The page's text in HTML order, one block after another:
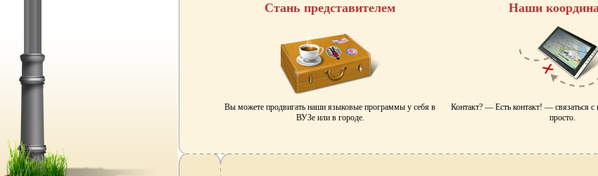
Стань представителем Наши
Вы можете продвигать наши языковые программы у себя в
ВУЗе или в городе.
Контакт? — Есть контакт! — связаться
просто.